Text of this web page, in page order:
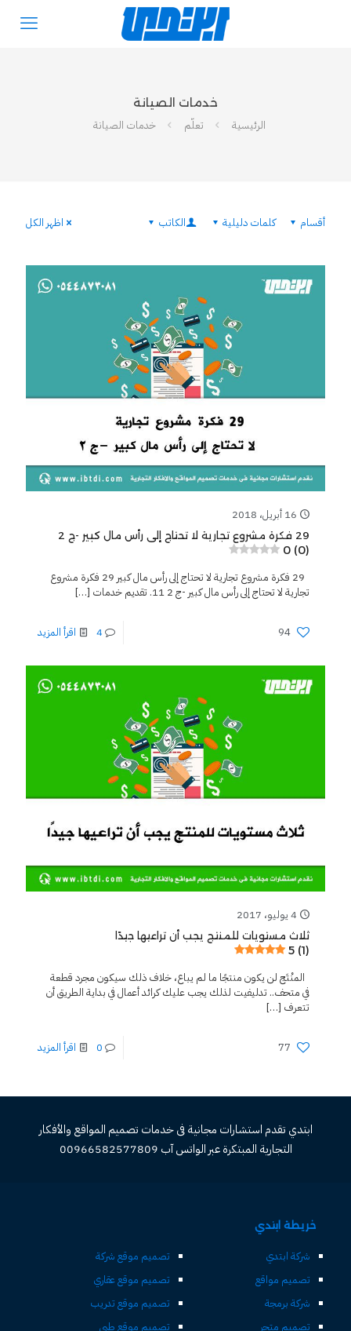
خدمات الصيانة
الرئيسية
تعلّم خدمات الصيانة
أقسام كلمات دليلية الكاتب اظهر الكل
16 أبريل، 2018
29 فكرة مشروع تجارية لا تحتاج إلى رأس مال كبير -ج 2
0 (0)
29 فكرة مشروع تجارية لا تحتاج إلى رأس مال كبير 29 فكرة مشروع
تجارية لا تحتاج إلى رأس مال كبير -ج 2 11. تقديم خدمات
[…]
94
4 اقرأ المزيد
4 يوليو، 2017
ثلاث مستويات للمنتج يجب أن تراعيها جيدًا
5 (1)
المنْتَج لن يكون منتجًا ما لم يباع، خلاف ذلك سيكون مجرد قطعة
في متحف.. تدليفيت لذلك يجب عليك كرائد أعمال في بداية الطريق أن
تتعرف […]
77
0 اقرأ المزيد
ابتدي تقدم استشارات مجانية فى خدمات تصميم المواقع والأفكار
التجارية المبتكرة عبر الواتس آب 00966582577809
خريطة ابتدي
شركة ابتدي
تصميم مواقع
شركة برمجة
تصميم متجر
تصميم موقع شركة
تصميم موقع عقاري
تصميم موقع تدريب
تصميم موقع طبي